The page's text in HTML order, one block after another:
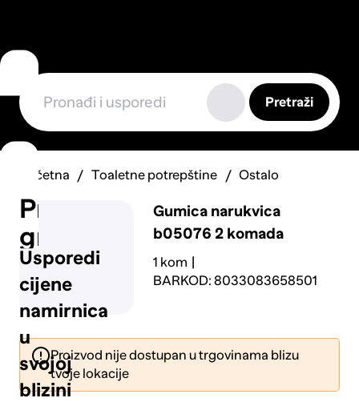
Usporedi
cijene
namirnica
u
svojoj
blizini
Prijavi
grešku
Pretraži
Početna Toaletne potrepštine Ostalo
Gumica narukvica
b05076 2 komada
1 kom
BARKOD: 8033083658501
Proizvod nije dostupan u trgovinama blizu
tvoje lokacije